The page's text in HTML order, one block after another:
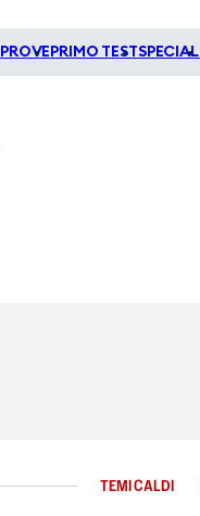
PROVE PRIMO TESTSPECIALI
TEMI CALDI